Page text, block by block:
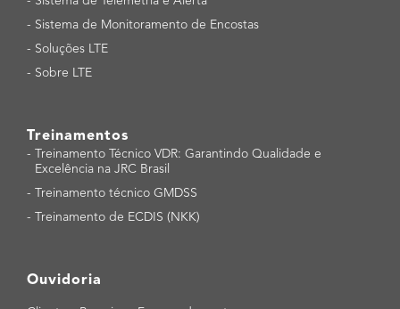
- Sistema de Monitoramento de Encostas
- Soluções LTE
- Sobre LTE
Treinamentos
-
Treinamento Técnico VDR: Garantindo Qualidade e
Excelência na JRC Brasil
-
Treinamento técnico GMDSS
-
Treinamento de ECDIS (NKK)
Ouvidoria